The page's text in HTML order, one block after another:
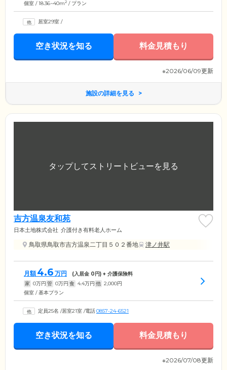
個室 / 18.36~40m2 / プラン
居室29室 /
空き状況を知る 料金見積もり
※2026/06/09更新
施設の詳細を見る
吉方温泉友和苑
日本土地株式会社 介護付き有料老人ホーム
鳥取県鳥取市吉方温泉二丁目５０２番地 津ノ井駅
月額 4.6 万円 (入居金 0円) + 介護保険料
家 0万円 管 0万円 食 4.4万円 他 2,000円
個室 / 基本プラン
定員25名 /居室21室 /電話0857-24-6521
空き状況を知る 料金見積もり
※2026/07/08更新